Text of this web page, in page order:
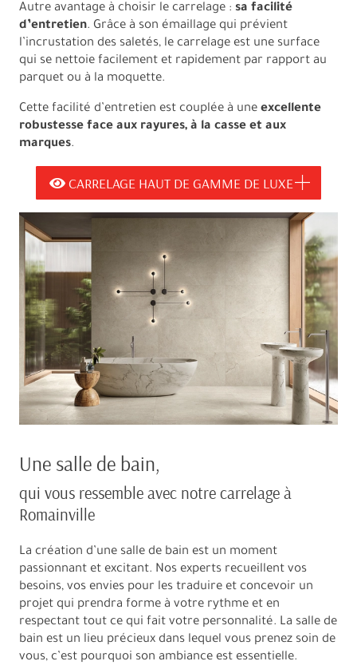
Autre avantage à choisir le carrelage : sa facilité
d’entretien. Grâce à son émaillage qui prévient
l’incrustation des saletés, le carrelage est une surface
qui se nettoie facilement et rapidement par rapport au
parquet ou à la moquette.
Cette facilité d’entretien est couplée à une excellente
robustesse face aux rayures, à la casse et aux
marques.
CARRELAGE HAUT DE GAMME DE LUXE
Une salle de bain,
qui vous ressemble avec notre carrelage à
Romainville
La création d’une salle de bain est un moment
passionnant et excitant. Nos experts recueillent vos
besoins, vos envies pour les traduire et concevoir un
projet qui prendra forme à votre rythme et en
respectant tout ce qui fait votre personnalité. La salle de
bain est un lieu précieux dans lequel vous prenez soin de
vous, c’est pourquoi son ambiance est essentielle.